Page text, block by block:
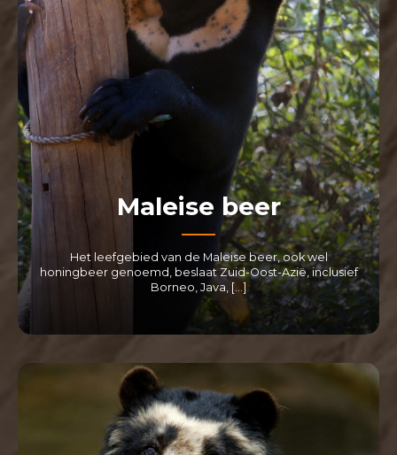
Maleise beer
Het leefgebied van de Maleise beer, ook wel
honingbeer genoemd, beslaat Zuid-Oost-Azië, inclusief
Borneo, Java, […]
LEES MEER